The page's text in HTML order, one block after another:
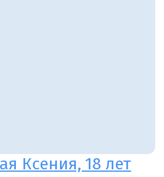
Ксения, 18 лет